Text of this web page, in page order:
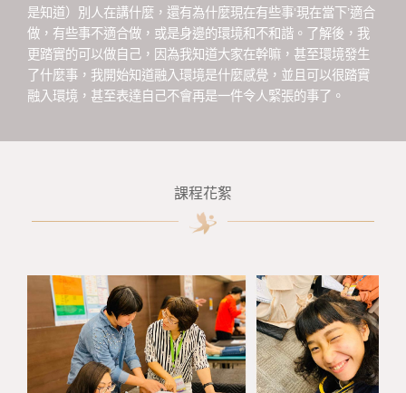
是知道）別人在講什麼，還有為什麼現在有些事‘現在當下’適合
做，有些事不適合做，或是身邊的環境和不和諧。了解後，我
更踏實的可以做自己，因為我知道大家在幹嘛，甚至環境發生
了什麼事，我開始知道融入環境是什麼感覺，並且可以很踏實
融入環境，甚至表達自己不會再是一件令人緊張的事了。
課程花絮